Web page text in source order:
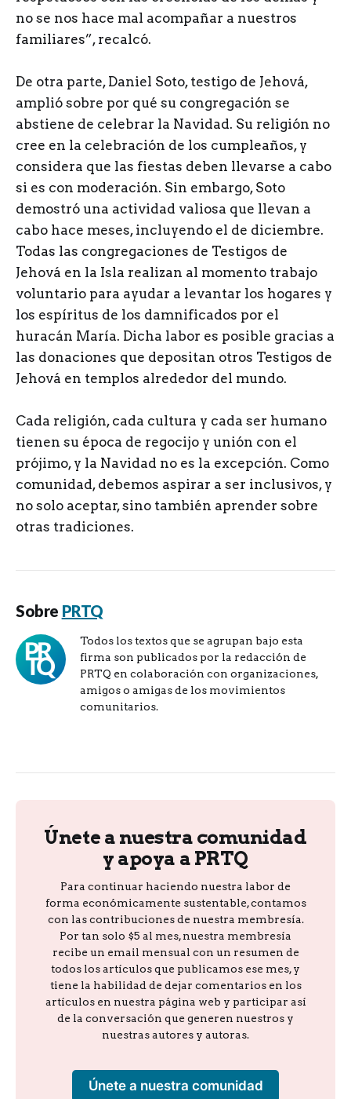
no se nos hace mal acompañar a nuestros
familiares”, recalcó.
De otra parte, Daniel Soto, testigo de Jehová,
amplió sobre por qué su congregación se
abstiene de celebrar la Navidad. Su religión no
cree en la celebración de los cumpleaños, y
considera que las fiestas deben llevarse a cabo
si es con moderación. Sin embargo, Soto
demostró una actividad valiosa que llevan a
cabo hace meses, incluyendo el de diciembre.
Todas las congregaciones de Testigos de
Jehová en la Isla realizan al momento trabajo
voluntario para ayudar a levantar los hogares y
los espíritus de los damnificados por el
huracán María. Dicha labor es posible gracias a
las donaciones que depositan otros Testigos de
Jehová en templos alrededor del mundo.
Cada religión, cada cultura y cada ser humano
tienen su época de regocijo y unión con el
prójimo, y la Navidad no es la excepción. Como
comunidad, debemos aspirar a ser inclusivos, y
no solo aceptar, sino también aprender sobre
otras tradiciones.
Sobre PRTQ
Todos los textos que se agrupan bajo esta
firma son publicados por la redacción de
PRTQ en colaboración con organizaciones,
amigos o amigas de los movimientos
comunitarios.
Únete a nuestra comunidad
y apoya a PRTQ
Para continuar haciendo nuestra labor de
forma económicamente sustentable, contamos
con las contribuciones de nuestra membresía.
Por tan solo $5 al mes, nuestra membresía
recibe un email mensual con un resumen de
todos los artículos que publicamos ese mes, y
tiene la habilidad de dejar comentarios en los
artículos en nuestra página web y participar así
de la conversación que generen nuestros y
nuestras autores y autoras.
Únete a nuestra comunidad